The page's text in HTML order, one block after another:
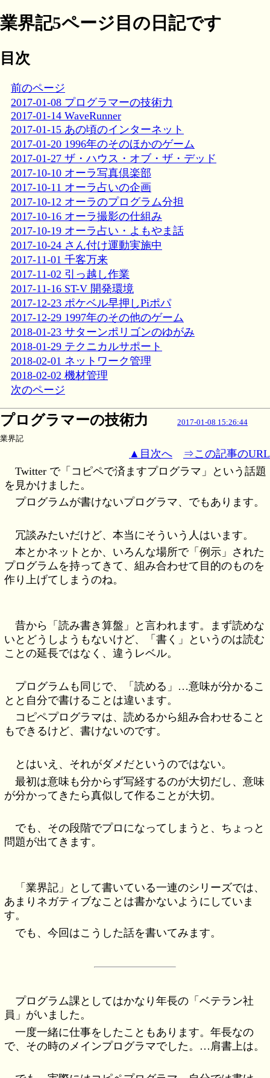
業界記5ページ目の日記です
目次
前のページ
2017-01-08 プログラマーの技術力
2017-01-14 WaveRunner
2017-01-15 あの頃のインターネット
2017-01-20 1996年のそのほかのゲーム
2017-01-27 ザ・ハウス・オブ・ザ・デッド
2017-10-10 オーラ写真倶楽部
2017-10-11 オーラ占いの企画
2017-10-12 オーラのプログラム分担
2017-10-16 オーラ撮影の仕組み
2017-10-19 オーラ占い・よもやま話
2017-10-24 さん付け運動実施中
2017-11-01 千客万来
2017-11-02 引っ越し作業
2017-11-16 ST-V 開発環境
2017-12-23 ポケベル早押しPiポパ
2017-12-29 1997年のその他のゲーム
2018-01-23 サターンポリゴンのゆがみ
2018-01-29 テクニカルサポート
2018-02-01 ネットワーク管理
2018-02-02 機材管理
次のページ
プログラマーの技術力
2017-01-08 15:26:44
業界記
▲目次へ
⇒この記事のURL
Twitter で「コピペで済ますプログラマ」という話題
を見かけました。
プログラムが書けないプログラマ、でもあります。
冗談みたいだけど、本当にそういう人はいます。
本とかネットとか、いろんな場所で「例示」された
プログラムを持ってきて、組み合わせて目的のものを
作り上げてしまうのね。
昔から「読み書き算盤」と言われます。まず読めな
いとどうしようもないけど、「書く」というのは読む
ことの延長ではなく、違うレベル。
プログラムも同じで、「読める」…意味が分かるこ
とと自分で書けることは違います。
コピペプログラマは、読めるから組み合わせること
もできるけど、書けないのです。
とはいえ、それがダメだというのではない。
最初は意味も分からず写経するのが大切だし、意味
が分かってきたら真似して作ることが大切。
でも、その段階でプロになってしまうと、ちょっと
問題が出てきます。
「業界記」として書いている一連のシリーズでは、
あまりネガティブなことは書かないようにしていま
す。
でも、今回はこうした話を書いてみます。
プログラム課としてはかなり年長の「ベテラン社
員」がいました。
一度一緒に仕事をしたこともあります。年長なの
で、その時のメインプログラマでした。…肩書上は。